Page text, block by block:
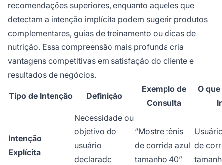
recomendações superiores, enquanto aqueles que
detectam a intenção implícita podem sugerir produtos
complementares, guias de treinamento ou dicas de
nutrição. Essa compreensão mais profunda cria
vantagens competitivas em satisfação do cliente e
resultados de negócios.
Tipo de Intenção Definição
Exemplo de
Consulta
O que
Intenção
Explícita
Necessidade ou
objetivo do
usuário
declarado
“Mostre tênis
de corrida azul
tamanho 40”
de